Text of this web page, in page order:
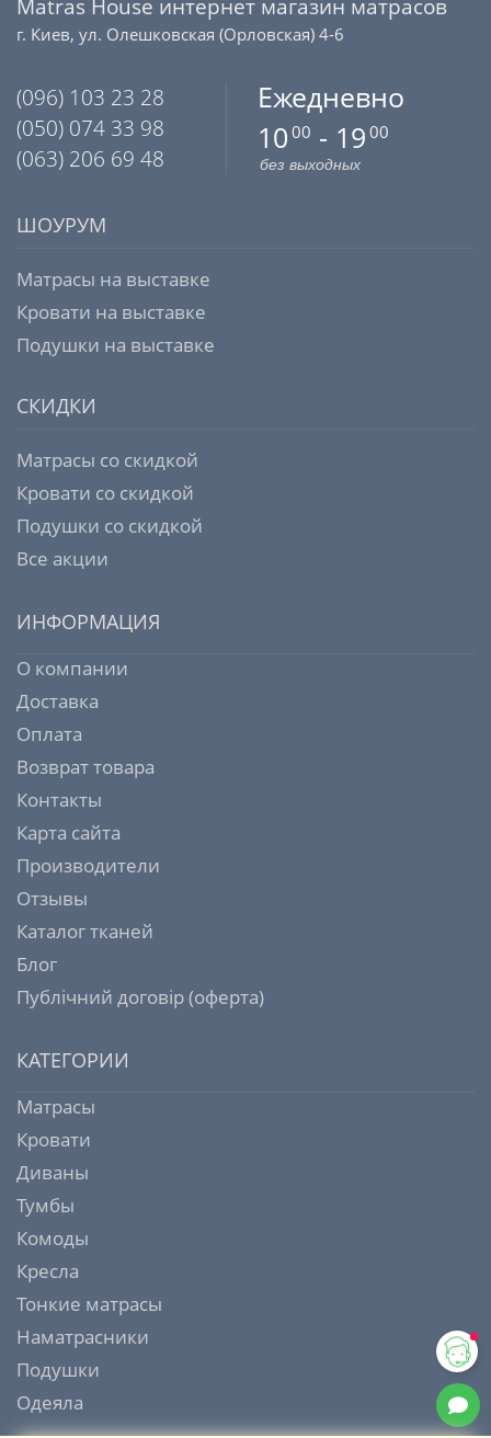
Matras House интернет магазин матрасов
г. Киев, ул. Олешковская (Орловская) 4-6
(096) 103 23 28
(050) 074 33 98
(063) 206 69 48
Ежедневно
10 00 - 19 00
без выходных
ШОУРУМ
Матрасы на выставке
Кровати на выставке
Подушки на выставке
СКИДКИ
Матрасы со скидкой
Кровати со скидкой
Подушки со скидкой
Все акции
ИНФОРМАЦИЯ
О компании
Доставка
Оплата
Возврат товара
Контакты
Карта сайта
Производители
Отзывы
Каталог тканей
Блог
Публічний договір (оферта)
КАТЕГОРИИ
Матрасы
Кровати
Диваны
Тумбы
Комоды
Кресла
Тонкие матрасы
Наматрасники
Подушки
Одеяла